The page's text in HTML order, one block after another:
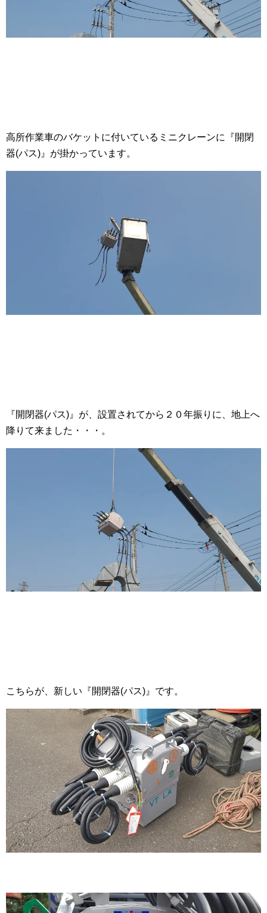
高所作業車のバケットに付いているミニクレーンに『開閉
器(パス)』が掛かっています。
『開閉器(パス)』が、設置されてから２０年振りに、地上へ
降りて来ました・・・。
こちらが、新しい『開閉器(パス)』です。